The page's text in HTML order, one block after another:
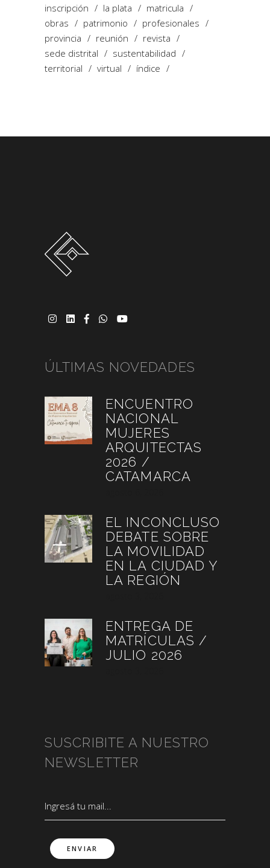
inscripción
la plata
matricula
obras
patrimonio
profesionales
provincia
reunión
revista
sede distrital
sustentabilidad
territorial
virtual índice
ÚLTIMAS NOVEDADES
ENCUENTRO
NACIONAL
MUJERES
ARQUITECTAS
2026 /
CATAMARCA
EL INCONCLUSO
DEBATE SOBRE
LA MOVILIDAD
EN LA CIUDAD Y
LA REGIÓN
ENTREGA DE
MATRÍCULAS /
JULIO 2026
SUSCRIBITE A NUESTRO
NEWSLETTER